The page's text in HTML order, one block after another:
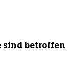
sind betroffen